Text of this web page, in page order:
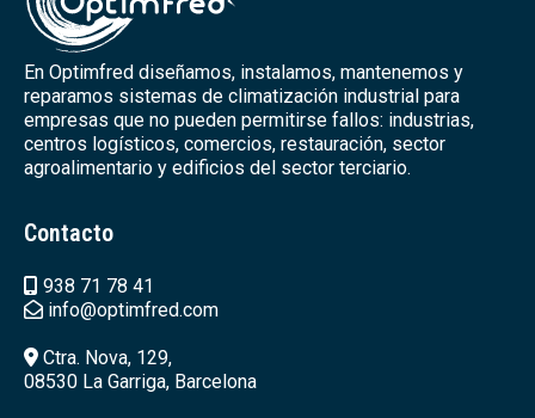
En Optimfred diseñamos, instalamos, mantenemos y
reparamos sistemas de climatización industrial para
empresas que no pueden permitirse fallos: industrias,
centros logísticos, comercios, restauración, sector
agroalimentario y edificios del sector terciario.
Contacto
938 71 78 41
info@optimfred.com
Ctra. Nova, 129,
08530 La Garriga, Barcelona